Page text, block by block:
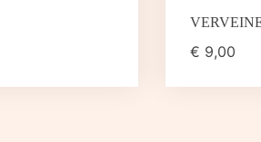
€ 9,00